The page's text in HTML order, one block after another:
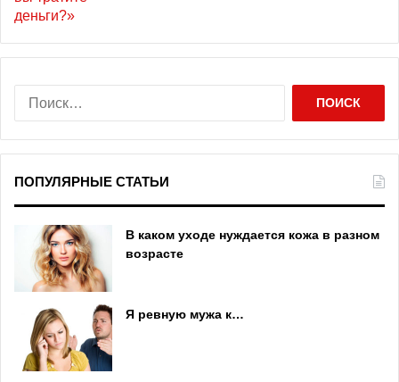
т
ПОПУЛЯРНЫЕ СТАТЬИ
В каком уходе нуждается кожа в разном
возрасте
Я ревную мужа к…